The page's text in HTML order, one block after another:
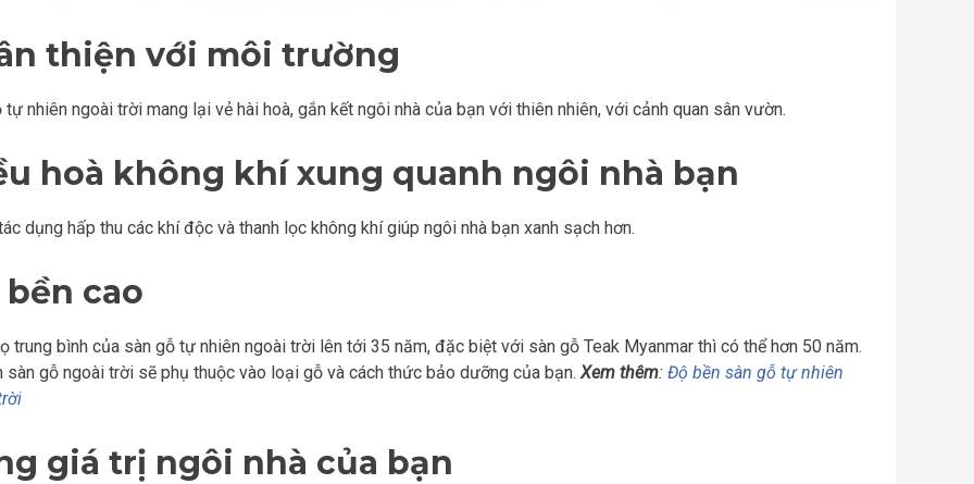
thiện với môi trường
tự nhiên ngoài trời mang lại vẻ hài hoà, gắn kết ngôi nhà của bạn với thiên nhiên, với cảnh quan sân vườn.
hoà không khí xung quanh ngôi nhà bạn
dụng hấp thu các khí độc và thanh lọc không khí giúp ngôi nhà bạn xanh sạch hơn.
cao
trung bình của sàn gỗ tự nhiên ngoài trời lên tới 35 năm, đặc biệt với sàn gỗ Teak Myanmar thì có thể hơn 50 năm.
sàn gỗ ngoài trời sẽ phụ thuộc vào loại gỗ và cách thức bảo dưỡng của bạn.Xem thêm: Độ bền sàn gỗ tự nhiên
giá trị ngôi nhà của bạn